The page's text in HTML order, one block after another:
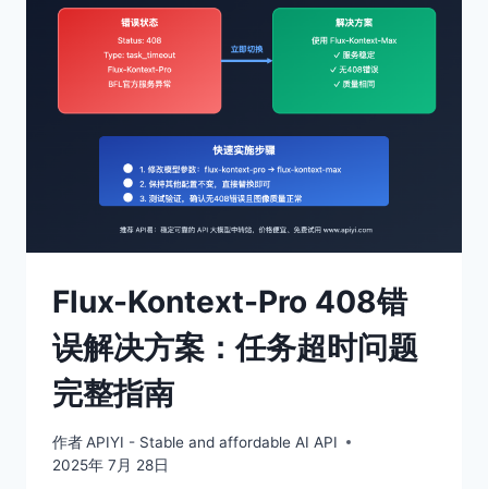
零
成
本
搭
型
开
环
完
整
方
案
Flux-Kontext-Pro 408错
误解决方案：任务超时问题
完整指南
作者APIYI - Stable and affordable AI API
2025年 7月 28日